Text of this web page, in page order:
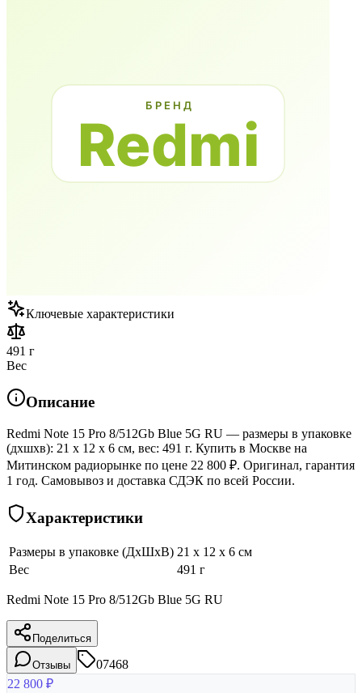
Ключевые характеристики
491 г
Вес
Описание
Redmi Note 15 Pro 8/512Gb Blue 5G RU — размеры в упаковке
(дхшхв): 21 x 12 x 6 см, вес: 491 г. Купить в Москве на
Митинском радиорынке по цене 22 800 ₽. Оригинал, гарантия
1 год. Самовывоз и доставка СДЭК по всей России.
Характеристики
Размеры в упаковке (ДхШхВ) 21 x 12 x 6 см
Вес
491 г
Redmi Note 15 Pro 8/512Gb Blue 5G RU
Поделиться
Отзывы
07468
22 800 ₽